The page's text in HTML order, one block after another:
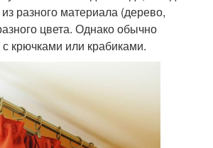
разного материала (дерево,
цвета. Однако обычно
крючками или крабиками.